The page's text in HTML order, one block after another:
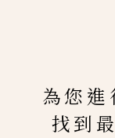
為您
找到